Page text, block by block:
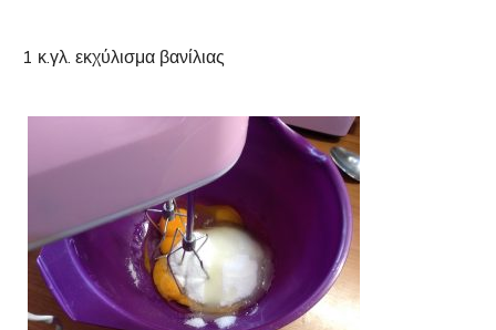
1 κ.γλ. εκχύλισμα βανίλιας